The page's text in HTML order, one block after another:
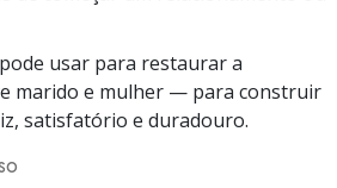
usar para restaurar a
marido e mulher — para construir
satisfatório e duradouro.